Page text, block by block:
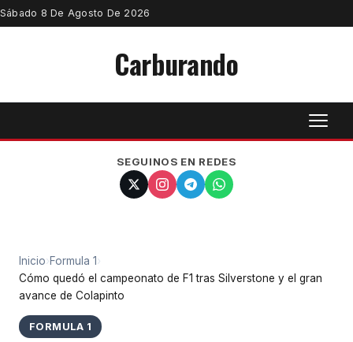
Sábado 8 De Agosto De 2026
Carburando
SEGUINOS EN REDES
Inicio›Formula 1›
Cómo quedó el campeonato de F1 tras Silverstone y el gran
avance de Colapinto
FORMULA 1